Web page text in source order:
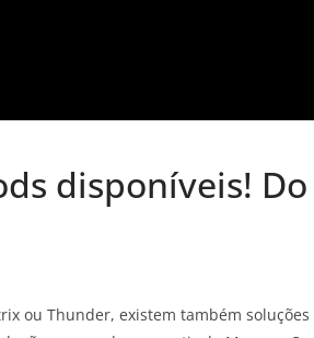
disponíveis! Do
ou Thunder, existem também